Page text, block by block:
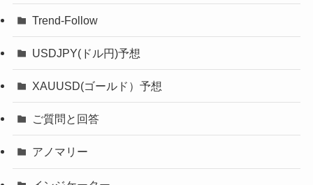
Trend-Follow
USDJPY(ドル円)予想
XAUUSD(ゴールド）予想
ご質問と回答
アノマリー